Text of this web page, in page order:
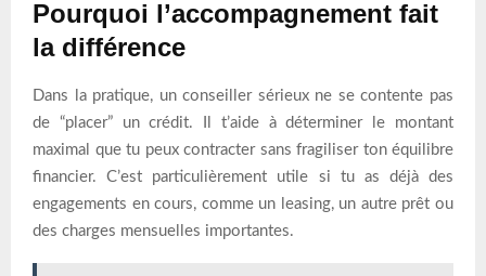
Pourquoi l’accompagnement fait
la différence
Dans la pratique, un conseiller sérieux ne se contente pas
de “placer” un crédit. Il t’aide à déterminer le montant
maximal que tu peux contracter sans fragiliser ton équilibre
financier. C’est particulièrement utile si tu as déjà des
engagements en cours, comme un leasing, un autre prêt ou
des charges mensuelles importantes.